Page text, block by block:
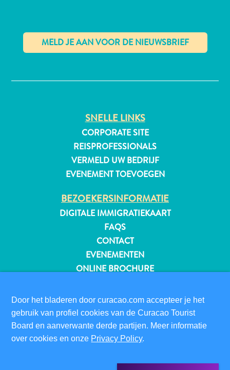
Vakantiewoningen
Reisvereisten
Waarom
SNELLE LINKS
CORPORATE SITE
REISPROFESSIONALS
VERMELD UW BEDRIJF
EVENEMENT TOEVOEGEN
BEZOEKERSINFORMATIE
DIGITALE IMMIGRATIEKAART
FAQS
CONTACT
EVENEMENTEN
ONLINE BROCHURE
PRIVACYBELEID
GEBRUIKSVOORWAARDEN
VOLG ONS
Door het bladeren door curacao.com accepteer je het
gebruik van profiel cookies van de Curacao Tourist
Board en aanverwante derde partijen. Meer informatie
over cookies en onze Privacy Policy.